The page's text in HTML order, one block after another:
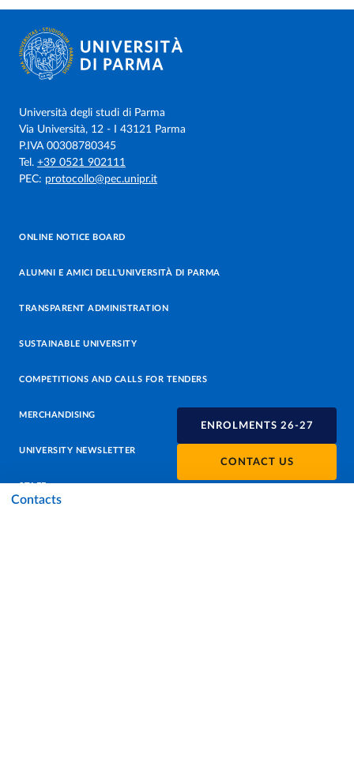
ENROLMENTS 26-27
CONTACT US
Contacts
Università degli studi di Parma
Via Università, 12 - I 43121 Parma
P.IVA 00308780345
Tel. +39 0521 902111
PEC: protocollo@pec.unipr.it
ONLINE NOTICE BOARD
ALUMNI E AMICI DELL’UNIVERSITÀ DI PARMA
TRANSPARENT ADMINISTRATION
SUSTAINABLE UNIVERSITY
COMPETITIONS AND CALLS FOR TENDERS
MERCHANDISING
UNIVERSITY NEWSLETTER
STAFF